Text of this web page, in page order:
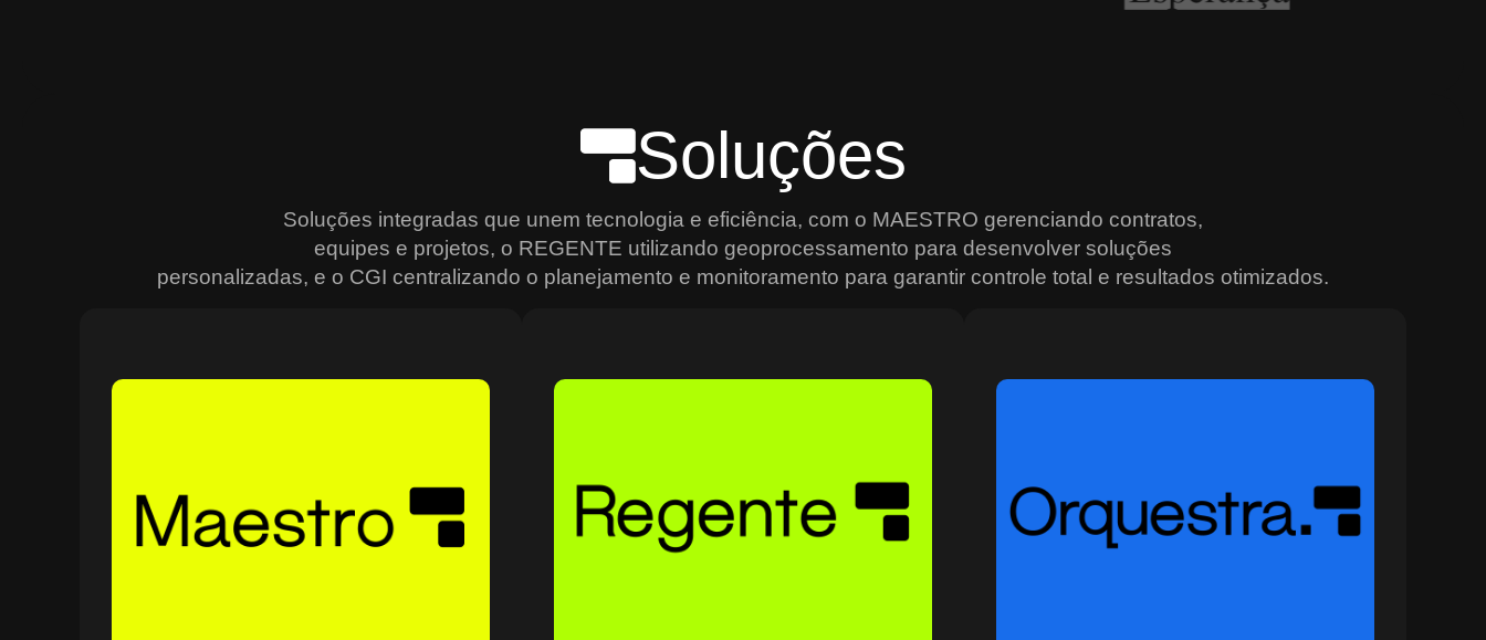
Soluções
Soluções integradas que unem tecnologia e eficiência, com o MAESTRO gerenciando contratos,
equipes e projetos, o REGENTE utilizando geoprocessamento para desenvolver soluções
personalizadas, e o CGI centralizando o planejamento e monitoramento para garantir controle total e resultados otimizados.
de forma integrada e eficiente. Ideal para empresas que
enfrentam dificuldades em centralizar informações e
acompanhar o progresso de atividades críticas, o
agilidade na análise e gestão de dados geoespaciais.
Usando geoprocessamento de alta precisão, ele permite
mapear, monitorar e planejar operações de forma
multiagência, ela conecta sistemas, sensores e equipes
em tempo real, promovendo decisões mais rápidas e
eficazes. Com recursos avançados de monitoramento,